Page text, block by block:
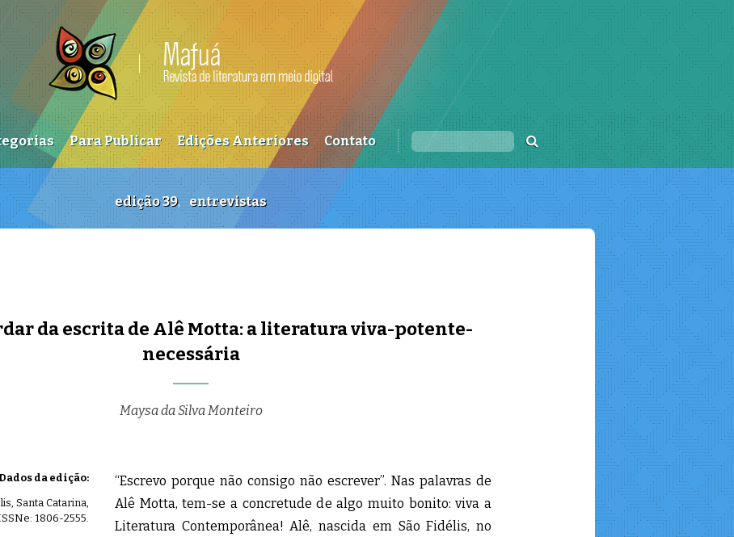
Para Publicar Edições Anteriores Contato
edição 39, entrevistas
da escrita de Alê Motta: a literatura viva-potente-
necessária
Maysa da Silva Monteiro
Dados da edição:
Santa Catarina,
1806-2555.
“Escrevo porque não consigo não escrever”. Nas palavras de
Alê Motta, tem-se a concretude de algo muito bonito: viva a
Literatura Contemporânea! Alê, nascida em São Fidélis, no